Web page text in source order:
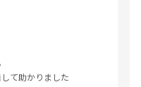
て助かりました